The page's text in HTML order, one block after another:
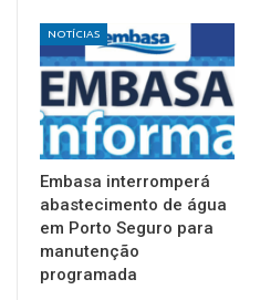
NOTÍCIAS
Embasa interromperá
abastecimento de água
em Porto Seguro para
manutenção
programada